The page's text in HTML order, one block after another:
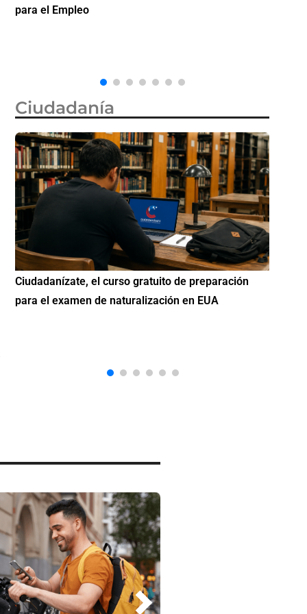
legales existen después?
Ciudadanía
Si eres residente ingresa a Ciudadanízate, el curso
gratuito de preparación para el examen de